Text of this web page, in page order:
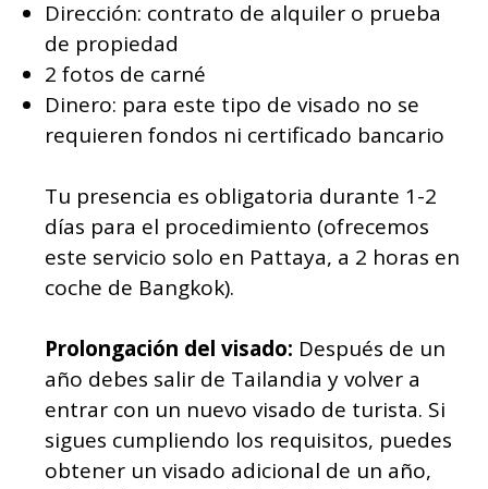
Dirección: contrato de alquiler o prueba
de propiedad
2 fotos de carné
Dinero: para este tipo de visado no se
requieren fondos ni certificado bancario
Tu presencia es obligatoria durante 1-2
días para el procedimiento (ofrecemos
este servicio solo en Pattaya, a 2 horas en
coche de Bangkok).
Prolongación del visado: Después de un
año debes salir de Tailandia y volver a
entrar con un nuevo visado de turista. Si
sigues cumpliendo los requisitos, puedes
obtener un visado adicional de un año,